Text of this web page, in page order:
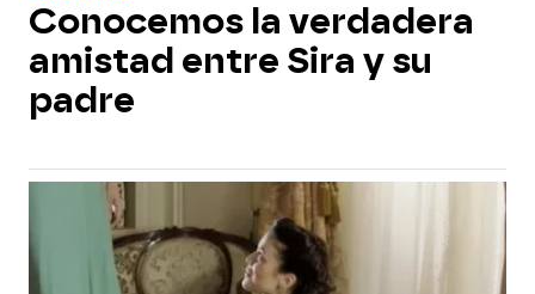
Conocemos la verdadera
amistad entre Sira y su
padre